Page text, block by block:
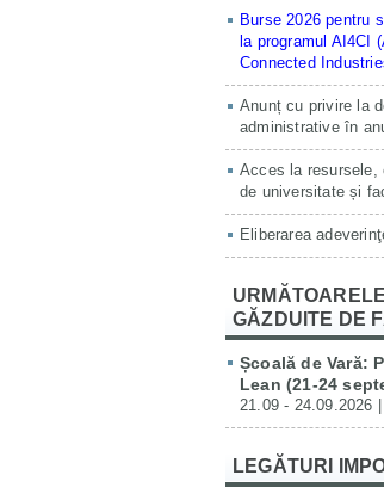
Burse 2026 pentru
la programul AI4CI
Connected
Anunț cu privire la
administrative în
Acces la resursele,
de universitate și
Eliberarea
GĂZDUITE DE
Școală de Vară:
Lean (21-24
21.09 - 24.09.2026 |
LEGĂTURI